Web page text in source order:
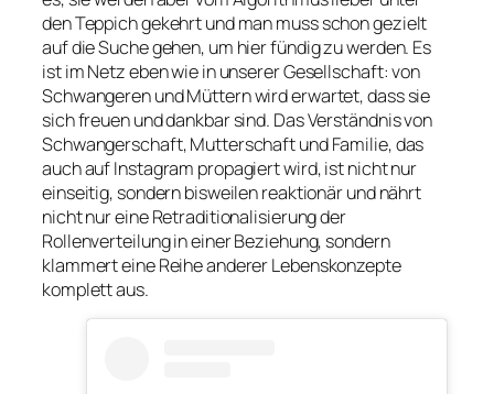
den Teppich gekehrt und man muss schon gezielt
auf die Suche gehen, um hier fündig zu werden. Es
ist im Netz eben wie in unserer Gesellschaft: von
Schwangeren und Müttern wird erwartet, dass sie
sich freuen und dankbar sind. Das Verständnis von
Schwangerschaft, Mutterschaft und Familie, das
auch auf Instagram propagiert wird, ist nicht nur
einseitig, sondern bisweilen reaktionär und nährt
nicht nur eine Retraditionalisierung der
Rollenverteilung in einer Beziehung, sondern
klammert eine Reihe anderer Lebenskonzepte
komplett aus.